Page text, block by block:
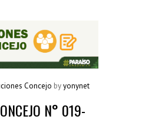
Resoluciones
Resoluciones Concejo
(36)
(38)
Silla Vacía (178)
Concejo byyonynet
N° 019-